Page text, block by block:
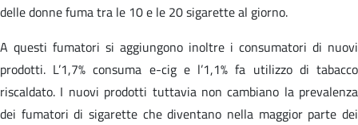
delle donne fuma tra le 10 e le 20 sigarette al giorno.
A questi fumatori si aggiungono inoltre i consumatori di nuovi
prodotti. L’1,7% consuma e-cig e l’1,1% fa utilizzo di tabacco
riscaldato. I nuovi prodotti tuttavia non cambiano la prevalenza
dei fumatori di sigarette che diventano nella maggior parte dei